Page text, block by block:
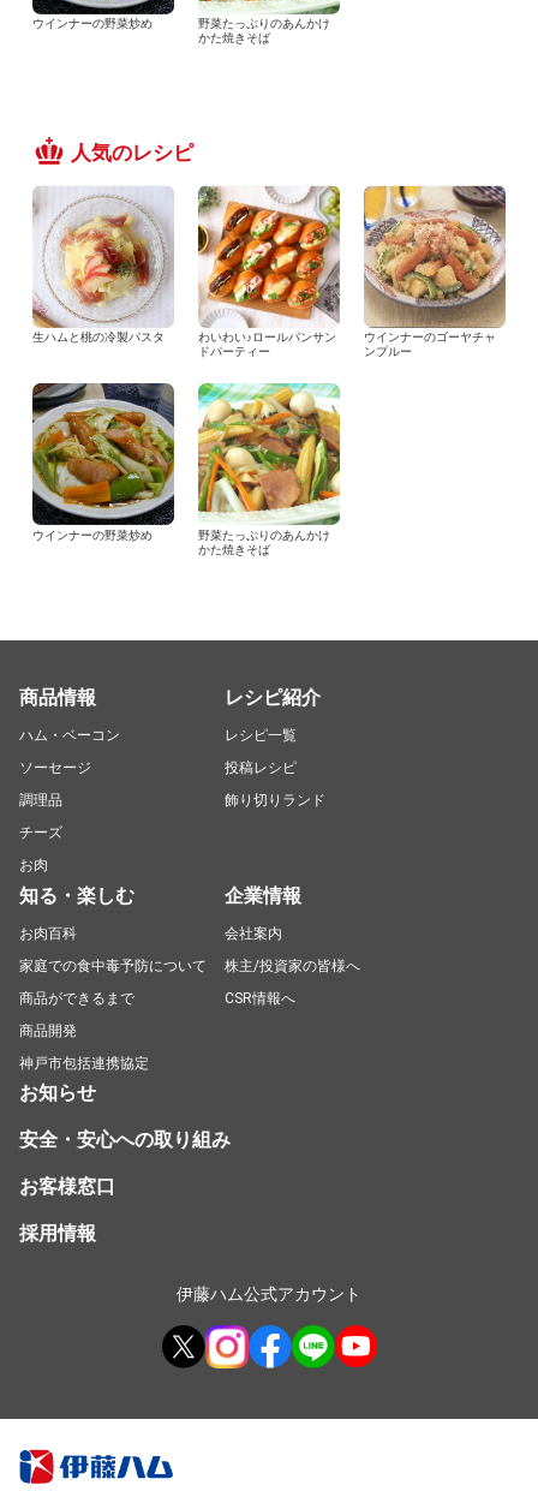
ウインナーの野菜炒め
野菜たっぷりのあんかけ
かた焼きそば
人気のレシピ
生ハムと桃の冷製パスタ
わいわい♪ロールパンサン
ドパーティー
ウインナーのゴーヤチャ
ンプルー
ウインナーの野菜炒め
野菜たっぷりのあんかけ
かた焼きそば
商品情報
ハム・ベーコン
ソーセージ
調理品
チーズ
お肉
レシピ紹介
レシピ一覧
投稿レシピ
飾り切りランド
知る・楽しむ
お肉百科
家庭での食中毒予防について
商品ができるまで
商品開発
神戸市包括連携協定
企業情報
会社案内
株主/投資家の皆様へ
CSR情報へ
お知らせ
安全・安心への取り組み
お客様窓口
採用情報
伊藤ハム公式アカウント